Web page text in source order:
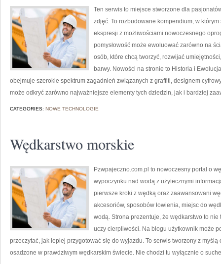
Ten serwis to miejsce stworzone dla
zdjęć. To rozbudowane kompendium, w
ekspresji z możliwościami nowoczesnego
pomysłowość może ewoluować zarówno na
osób, które chcą tworzyć, rozwijać
barwy. Nowości na stronie to Historia i
obejmuje szerokie spektrum zagadnień związanych z graffiti, designem
może odkryć zarówno najważniejsze elementy tych dziedzin, jak i bardziej
CATEGORIES: NOWE TECHNOLOGIE
Wędkarstwo morskie
Pzwpajeczno.com.pl to nowoczesny portal o
wypoczynku nad wodą z użytecznymi
pierwsze kroki z wędką oraz zaawansowani
akcesoriów, sposobów łowienia, miejsc do
wodą. Strona prezentuje, że wędkarstwo to
uczy cierpliwości. Na blogu użytkownik może
przeczytać, jak lepiej przygotować się do wyjazdu. To serwis tworzony z
osadzone w prawdziwym wędkarskim świecie. Nie chodzi tu wyłącznie o